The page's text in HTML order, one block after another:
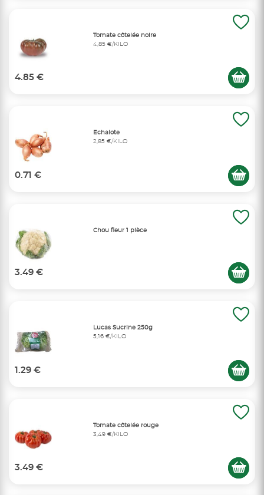
Tomate côtelée noire
4,85 €/KILO
4.85 €
Echalote
2,85 €/KILO
0.71 €
Chou fleur 1 pièce
3.49 €
Lucas Sucrine 250g
5,16 €/KILO
1.29 €
Tomate côtelée rouge
3,49 €/KILO
3.49 €